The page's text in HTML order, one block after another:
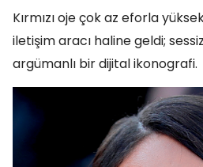
Kırmızı oje çok az eforla
iletişim aracı haline geldi;
argümanlı bir dijital ikonografi.